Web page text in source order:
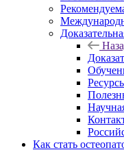
Как стать